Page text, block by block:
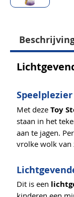
Met deze Toy
staan in het
aan te jagen.
vrolke wolk van
Dit is een